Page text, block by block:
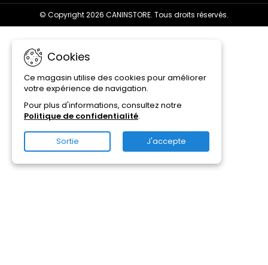
Cookies
Ce magasin utilise des cookies pour améliorer
votre expérience de navigation.
Pour plus d'informations, consultez notre
Politique de confidentialité.
Sortie J'accepte
© Copyright 2026 CANINSTORE. Tous droits réservés.